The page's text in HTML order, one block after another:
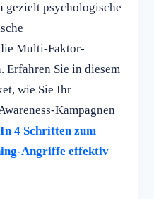
gezielt psychologische
Multi-Faktor-
Erfahren Sie in diesem
wie Sie Ihr
Kampagnen
In 4 Schritten zum
Angriffe effektiv